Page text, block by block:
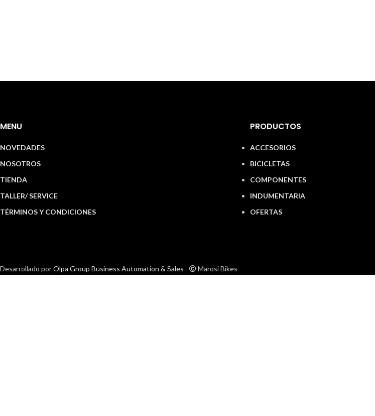
MENU
NOVEDADES
NOSOTROS
TIENDA
TALLER/ SERVICE
TÉRMINOS Y CONDICIONES
PRODUCTOS
ACCESORIOS
BICICLETAS
COMPONENTES
INDUMENTARIA
OFERTAS
Desarrollado porOlpa Group Business Automation & Sales - Marosi Bikes